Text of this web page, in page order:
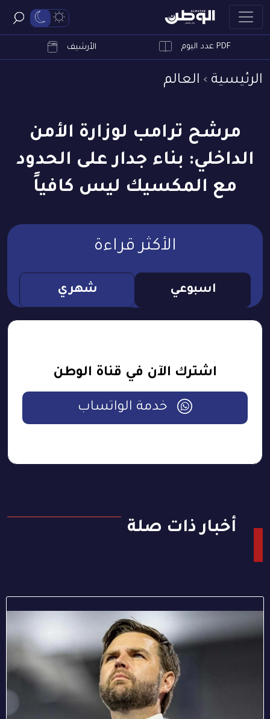
PDF عدد اليوم الأرشيف
الرئيسية العالم
مرشح ترامب لوزارة الأمن
الداخلي: بناء جدار على الحدود
مع المكسيك ليس كافياً
الأكثر قراءة
اسبوعي شهري
اشترك الآن في قناة الوطن
خدمة الواتساب
أخبار ذات صلة